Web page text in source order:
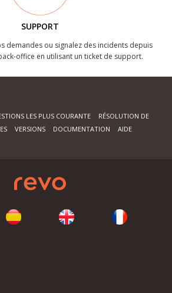
SUPPORT
demandes ou signalez des incidents depuis
office en utilisant un ticket de support.
LES PLUS COURANTE
RÉSOLUTION DE
VERSIONS DOCUMENTATION AIDE